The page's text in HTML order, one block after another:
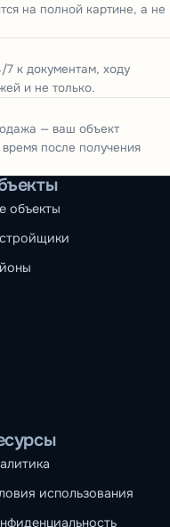
на полной картине, а не
к документам, ходу
и не только.
— ваш объект
после получения
объекты
использования